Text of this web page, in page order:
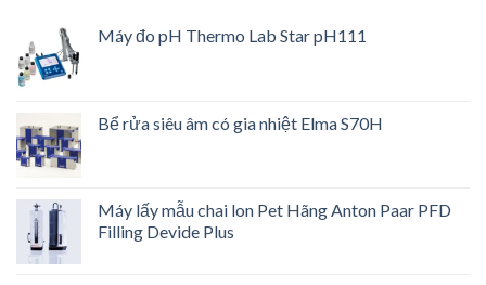
Máy đo pH Thermo Lab Star pH111
Bể rửa siêu âm có gia nhiệt Elma S70H
Máy lấy mẫu chai lon Pet Hãng Anton Paar PFD
Filling Devide Plus